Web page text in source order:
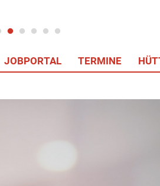
JOBPORTAL TERMINE